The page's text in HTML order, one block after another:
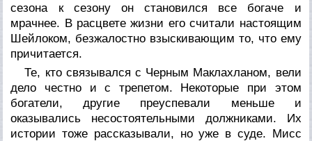
сезона к сезону он становился все богаче и
мрачнее. В расцвете жизни его считали настоящим
Шейлоком, безжалостно взыскивающим то, что ему
причитается.
Те, кто связывался с Черным Маклахланом, вели
дело честно и с трепетом. Некоторые при этом
богатели, другие преуспевали меньше и
оказывались несостоятельными должниками. Их
истории тоже рассказывали, но уже в суде. Мисс